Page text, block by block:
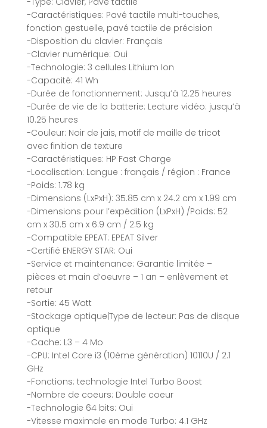
-Caractéristiques: Pavé tactile multi-touches,
fonction gestuelle, pavé tactile de précision
-Disposition du clavier: Français
-Clavier numérique: Oui
-Technologie: 3 cellules Lithium Ion
-Capacité: 41 Wh
-Durée de fonctionnement: Jusqu’à 12.25 heures
-Durée de vie de la batterie: Lecture vidéo: jusqu’à
10.25 heures
-Couleur: Noir de jais, motif de maille de tricot
avec finition de texture
-Caractéristiques: HP Fast Charge
-Localisation: Langue : français / région : France
-Poids: 1.78 kg
-Dimensions (LxPxH): 35.85 cm x 24.2 cm x 1.99 cm
-Dimensions pour l’expédition (LxPxH) /Poids: 52
cm x 30.5 cm x 6.9 cm / 2.5 kg
-Compatible EPEAT: EPEAT Silver
-Certifié ENERGY STAR: Oui
-Service et maintenance: Garantie limitée –
pièces et main d’oeuvre – 1 an – enlèvement et
retour
-Sortie: 45 Watt
-Stockage optique|Type de lecteur: Pas de disque
optique
-Cache: L3 – 4 Mo
-CPU: Intel Core i3 (10ème génération) 10110U / 2.1
GHz
-Fonctions: technologie Intel Turbo Boost
-Nombre de coeurs: Double coeur
-Technologie 64 bits: Oui
-Vitesse maximale en mode Turbo: 4.1 GHz